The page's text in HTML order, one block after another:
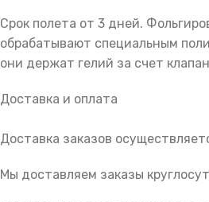
Срок полета от 3 дней.
обрабатывают специальным
они держат гелий за счет
Доставка и оплата
Доставка заказов
Мы доставляем заказы